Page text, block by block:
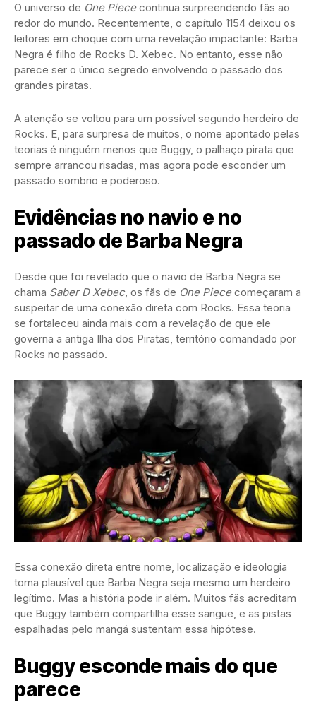
O universo de One Piececontinua surpreendendo fãs ao
redor do mundo. Recentemente, o capítulo 1154 deixou os
leitores em choque com uma revelação impactante: Barba
Negra é filho de Rocks D. Xebec. No entanto, esse não
parece ser o único segredo envolvendo o passado dos
grandes piratas.
A atenção se voltou para um possível segundo herdeiro de
Rocks. E, para surpresa de muitos, o nome apontado pelas
teorias é ninguém menos que Buggy, o palhaço pirata que
sempre arrancou risadas, mas agora pode esconder um
passado sombrio e poderoso.
Evidências no navio e no
passado de Barba Negra
Desde que foi revelado que o navio de Barba Negra se
chama Saber D Xebec, os fãs de One Piececomeçaram a
suspeitar de uma conexão direta com Rocks. Essa teoria
se fortaleceu ainda mais com a revelação de que ele
governa a antiga Ilha dos Piratas, território comandado por
Rocks no passado.
Essa conexão direta entre nome, localização e ideologia
torna plausível que Barba Negra seja mesmo um herdeiro
legítimo. Mas a história pode ir além. Muitos fãs acreditam
que Buggy também compartilha esse sangue, e as pistas
espalhadas pelo mangá sustentam essa hipótese.
Buggy esconde mais do que
parece